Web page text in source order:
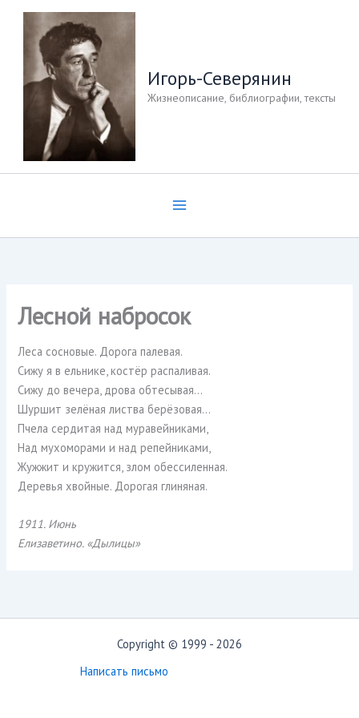
Перейти
содержимому
Игорь-Северянин
Жизнеописание, библиографии, тексты
Лесной набросок
Леса сосновые. Дорога палевая.
Сижу я в ельнике, костёр распаливая.
Сижу до вечера, дрова обтесывая…
Шуршит зелёная листва берёзовая…
Пчела сердитая над муравейниками,
Над мухоморами и над репейниками,
Жужжит и кружится, злом обессиленная.
Деревья хвойные. Дорогая глиняная.
1911. Июнь
Елизаветино. «Дылицы»
Copyright © 1999 - 2026
Написать письмо